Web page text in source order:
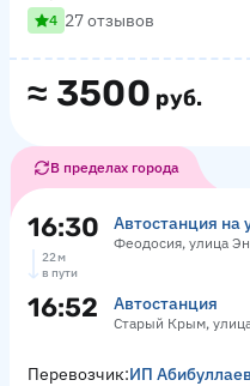
≈ 3500 руб.
4 27 отзывов
В пределах города
16:30 Автостанция на
Феодосия, улица
22 м
в пути
16:52 Автостанция
Старый Крым,
Перевозчик:ИП